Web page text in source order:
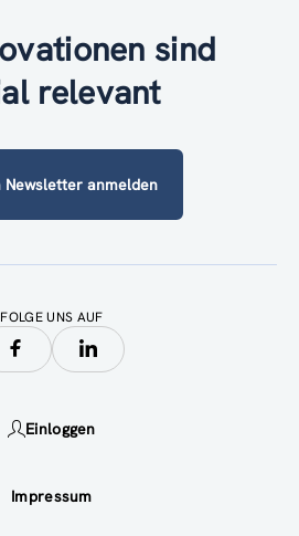
sind
relevant
Newsletter anmelden
FOLGE UNS AUF
Einloggen
Impressum